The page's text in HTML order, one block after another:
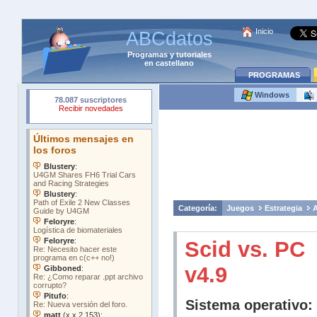
ABCdatos
Programasytutoriales
en castellano
Inicio
PROGRAMAS
Windows
Categoría: Juegos Estrategia
Scid vs. PC
v4.9
Sistema operativo: